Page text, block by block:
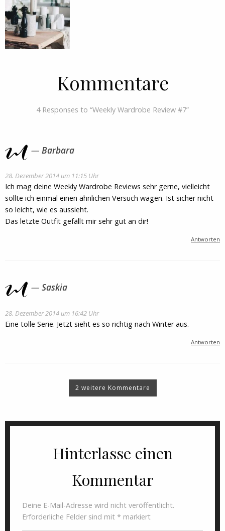
Kommentare
4 Responses to “Weekly Wardrobe Review #7”
Barbara
28. Dezember 2014 um 11:15 Uhr
Ich mag deine Weekly Wardrobe Reviews sehr gerne, vielleicht
sollte ich einmal einen ähnlichen Versuch wagen. Ist sicher nicht
so leicht, wie es aussieht.
Das letzte Outfit gefällt mir sehr gut an dir!
Antworten
Saskia
28. Dezember 2014 um 16:42 Uhr
Eine tolle Serie. Jetzt sieht es so richtig nach Winter aus.
Antworten
2 weitere Kommentare
Hinterlasse einen
Kommentar
Deine E-Mail-Adresse wird nicht veröffentlicht.
Erforderliche Felder sind mit * markiert